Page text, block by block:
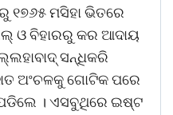
ରୁ ୧୭୬୫ ମସିହା ଭିତରେ
ଓ ବିହାରରୁ କର ଆଦାୟ
ସନ୍ଧିକରି
ଅଂଚଳକୁ ଗୋଟିକ ପରେ
। ଏସବୁଥିରେ ଇଷ୍ଟ